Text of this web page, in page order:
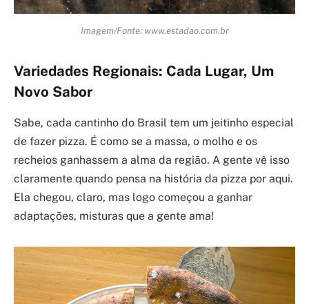
Imagem/Fonte: www.estadao.com.br
Variedades Regionais: Cada Lugar, Um
Novo Sabor
Sabe, cada cantinho do Brasil tem um jeitinho especial
de fazer pizza. É como se a massa, o molho e os
recheios ganhassem a alma da região. A gente vê isso
claramente quando pensa na história da pizza por aqui.
Ela chegou, claro, mas logo começou a ganhar
adaptações, misturas que a gente ama!